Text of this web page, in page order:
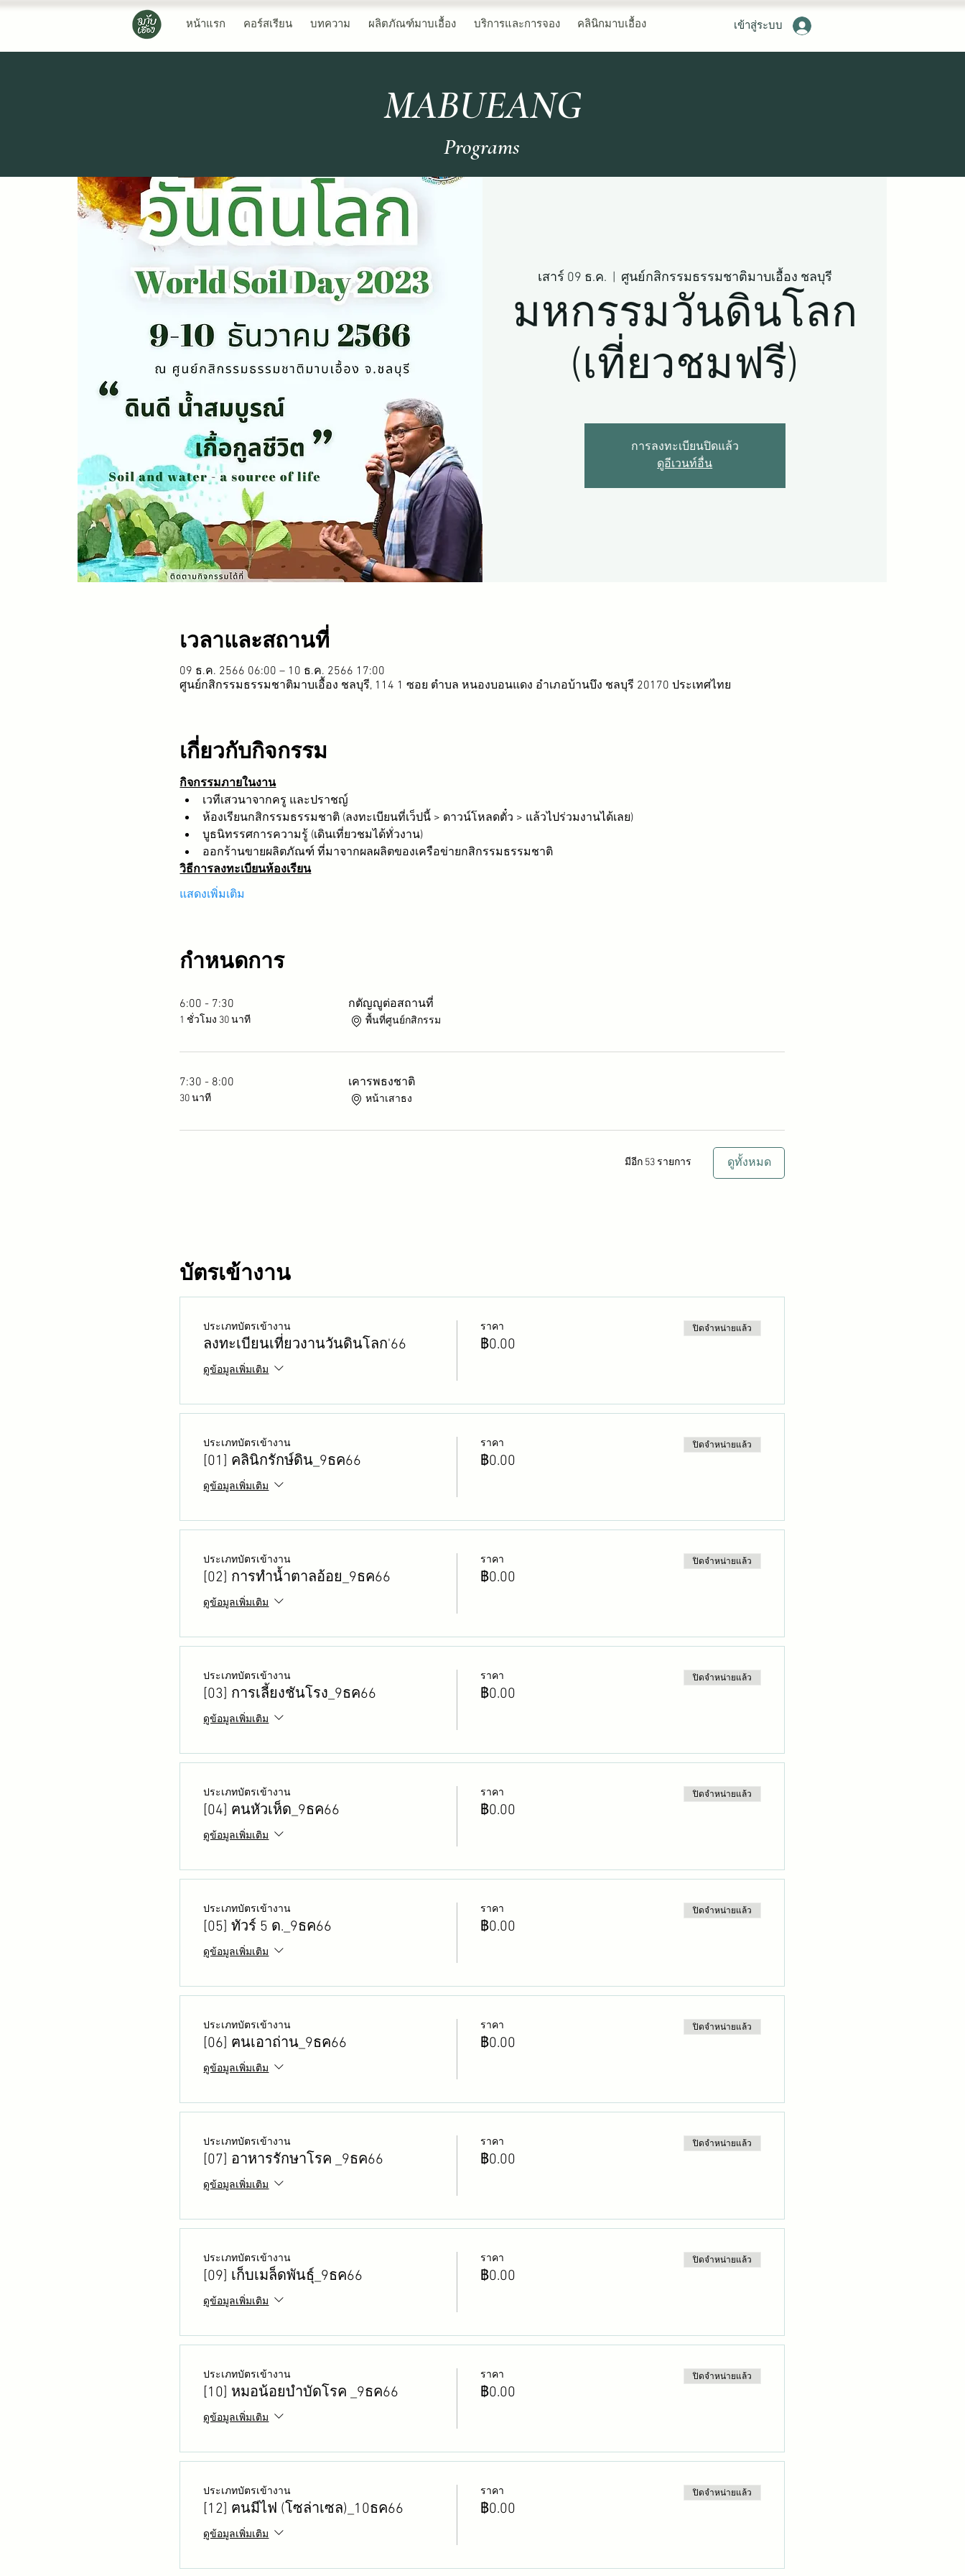
หน้าแรก คอร์สเรียน บทความ ผลิตภัณฑ์มาบเอื้อง บริการและการจอง คลินิกมาบเอื้อง เข้าสู่ระบบ
MABUEANG
Programs
เสาร์ 09 ธ.ค.
  |
ศูนย์กสิกรรมธรรมชาติมาบเอื้อง ชลบุรี
มหกรรมวันดินโลก
(เที่ยวชมฟรี)
การลงทะเบียนปิดแล้ว
ดูอีเวนท์อื่น
เวลาและสถานที่
09 ธ.ค. 2566 06:00 – 10 ธ.ค. 2566 17:00
ศูนย์กสิกรรมธรรมชาติมาบเอื้อง ชลบุรี, 114 1 ซอย ตำบล หนองบอนแดง อำเภอบ้านบึง ชลบุรี 20170 ประเทศไทย
เกี่ยวกับกิจกรรม
กิจกรรมภายในงาน
เวทีเสวนาจากครู และปราชญ์
ห้องเรียนกสิกรรมธรรมชาติ (ลงทะเบียนที่เว็ปนี้ > ดาวน์โหลดตั๋ว > แล้วไปร่วมงานได้เลย)
บูธนิทรรศการความรู้ (เดินเที่ยวชมได้ทั่วงาน)
ออกร้านขายผลิตภัณฑ์ ที่มาจากผลผลิตของเครือข่ายกสิกรรมธรรมชาติ
วิธีการลงทะเบียนห้องเรียน
แสดงเพิ่มเติม
กำหนดการ
6:00 - 7:30
1 ชั่วโมง 30 นาที
กตัญญูต่อสถานที่
พื้นที่ศูนย์กสิกรรม
7:30 - 8:00
30 นาที
เคารพธงชาติ
หน้าเสาธง
มีอีก 53 รายการ ดูทั้งหมด
บัตรเข้างาน
ประเภทบัตรเข้างาน
ลงทะเบียนเที่ยวงานวันดินโลก'66
ดูข้อมูลเพิ่มเติม
ราคา
฿0.00
ปิดจำหน่ายแล้ว
ประเภทบัตรเข้างาน
[01] คลินิกรักษ์ดิน_9ธค66
ดูข้อมูลเพิ่มเติม
ราคา
฿0.00
ปิดจำหน่ายแล้ว
ประเภทบัตรเข้างาน
[02] การทำน้ำตาลอ้อย_9ธค66
ดูข้อมูลเพิ่มเติม
ราคา
฿0.00
ปิดจำหน่ายแล้ว
ประเภทบัตรเข้างาน
[03] การเลี้ยงชันโรง_9ธค66
ดูข้อมูลเพิ่มเติม
ราคา
฿0.00
ปิดจำหน่ายแล้ว
ประเภทบัตรเข้างาน
[04] ฅนหัวเห็ด_9ธค66
ดูข้อมูลเพิ่มเติม
ราคา
฿0.00
ปิดจำหน่ายแล้ว
ประเภทบัตรเข้างาน
[05] ทัวร์ 5 ด._9ธค66
ดูข้อมูลเพิ่มเติม
ราคา
฿0.00
ปิดจำหน่ายแล้ว
ประเภทบัตรเข้างาน
[06] ฅนเอาถ่าน_9ธค66
ดูข้อมูลเพิ่มเติม
ราคา
฿0.00
ปิดจำหน่ายแล้ว
ประเภทบัตรเข้างาน
[07] อาหารรักษาโรค _9ธค66
ดูข้อมูลเพิ่มเติม
ราคา
฿0.00
ปิดจำหน่ายแล้ว
ประเภทบัตรเข้างาน
[09] เก็บเมล็ดพันธุ์_9ธค66
ดูข้อมูลเพิ่มเติม
ราคา
฿0.00
ปิดจำหน่ายแล้ว
ประเภทบัตรเข้างาน
[10] หมอน้อยบำบัดโรค _9ธค66
ดูข้อมูลเพิ่มเติม
ราคา
฿0.00
ปิดจำหน่ายแล้ว
ประเภทบัตรเข้างาน
[12] ฅนมีไฟ (โซล่าเซล)_10ธค66
ดูข้อมูลเพิ่มเติม
ราคา
฿0.00
ปิดจำหน่ายแล้ว